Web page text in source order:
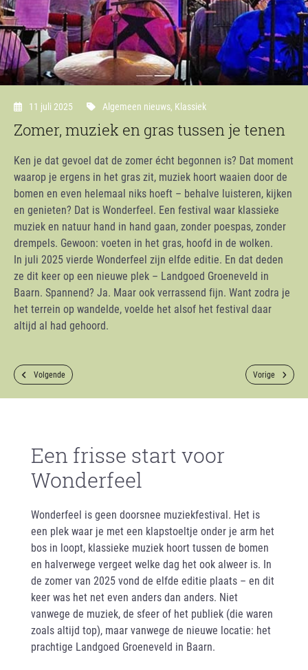
11 juli 2025 Algemeen nieuws, Klassiek
Zomer, muziek en gras tussen je tenen
Ken je dat gevoel dat de zomer écht begonnen is? Dat moment
waarop je ergens in het gras zit, muziek hoort waaien door de
bomen en even helemaal niks hoeft – behalve luisteren, kijken
en genieten? Dat is Wonderfeel. Een festival waar klassieke
muziek en natuur hand in hand gaan, zonder poespas, zonder
drempels. Gewoon: voeten in het gras, hoofd in de wolken.
In juli 2025 vierde Wonderfeel zijn elfde editie. En dat deden
ze dit keer op een nieuwe plek – Landgoed Groeneveld in
Baarn. Spannend? Ja. Maar ook verrassend fijn. Want zodra je
het terrein op wandelde, voelde het alsof het festival daar
altijd al had gehoord.
Volgende Vorige
Een frisse start voor
Wonderfeel
Wonderfeel is geen doorsnee muziekfestival. Het is
een plek waar je met een klapstoeltje onder je arm het
bos in loopt, klassieke muziek hoort tussen de bomen
en halverwege vergeet welke dag het ook alweer is. In
de zomer van 2025 vond de elfde editie plaats – en dit
keer was het net even anders dan anders. Niet
vanwege de muziek, de sfeer of het publiek (die waren
zoals altijd top), maar vanwege de nieuwe locatie: het
prachtige Landgoed Groeneveld in Baarn.